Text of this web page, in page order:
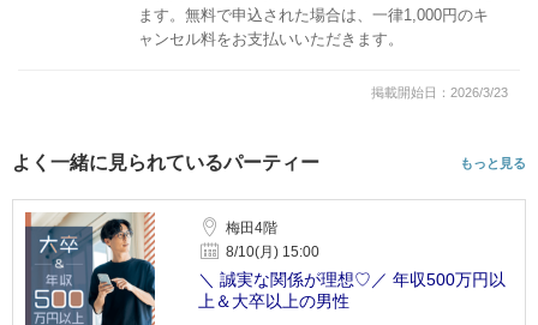
ます。無料で申込された場合は、一律1,000円のキ
ャンセル料をお支払いいただきます。
掲載開始日：2026/3/23
よく一緒に見られているパーティー もっと見る
梅田4階
8/10(月) 15:00
＼ 誠実な関係が理想♡／ 年収500万円以
上＆大卒以上の男性